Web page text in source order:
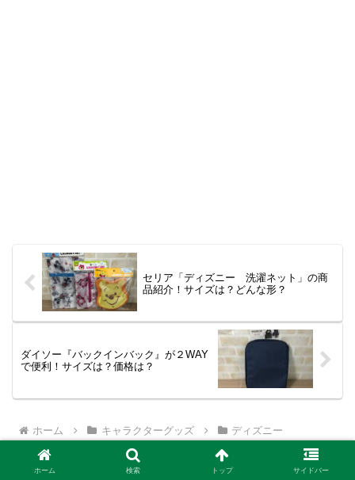
セリア「ディズニー 洗濯ネット」の商
品紹介！サイズは？どんな形？
ダイソー『バックインバック』が２WAY
で便利！サイズは？価格は？
ホーム キャラクターグッズ ディズニー
ホーム 検索 トップ サイドバー